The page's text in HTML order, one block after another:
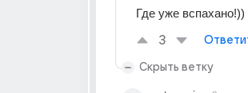
Где уже вспахано!))
3
Скрыть ветку